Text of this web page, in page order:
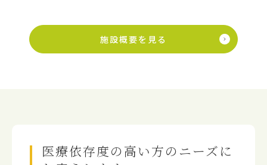
施設概要を見る
医療依存度の高い方のニーズに